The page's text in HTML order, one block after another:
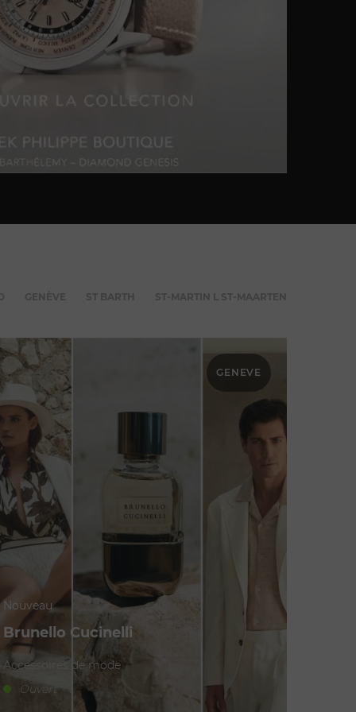
ST-MARTIN L ST-MAARTEN
GENEVE
Nouveau
Brunello Cucinelli
Accessoires de mode
Ouvert